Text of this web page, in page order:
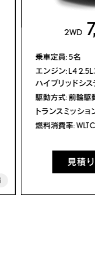
フォトブック
ディーラー
パッケージ別
装備比較
主要装備一覧
見
i
2WD
乗車定員: 5名
エンジン: L4
ハイブリッドシス
駆動方式: 前輪駆
トランスミッシ
燃料消費率:
見積